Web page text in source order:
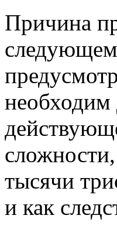
Причина
следующем
необходим
тысячи
и как